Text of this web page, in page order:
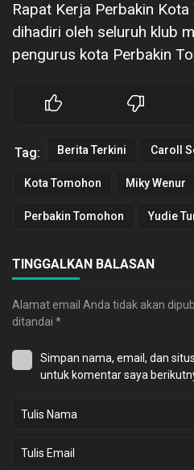
Rapat Kerja Perbakin
dihadiri oleh seluruh klub
pengurus kota Perbakin
Tag: Berita Terkini Caroll
Kota Tomohon Miky Wenur
Perbakin Tomohon Yudie
TINGGALKAN BALASAN
Alamat email Anda tidak akan
ditandai *
Simpan nama, email, dan
untuk komentar saya